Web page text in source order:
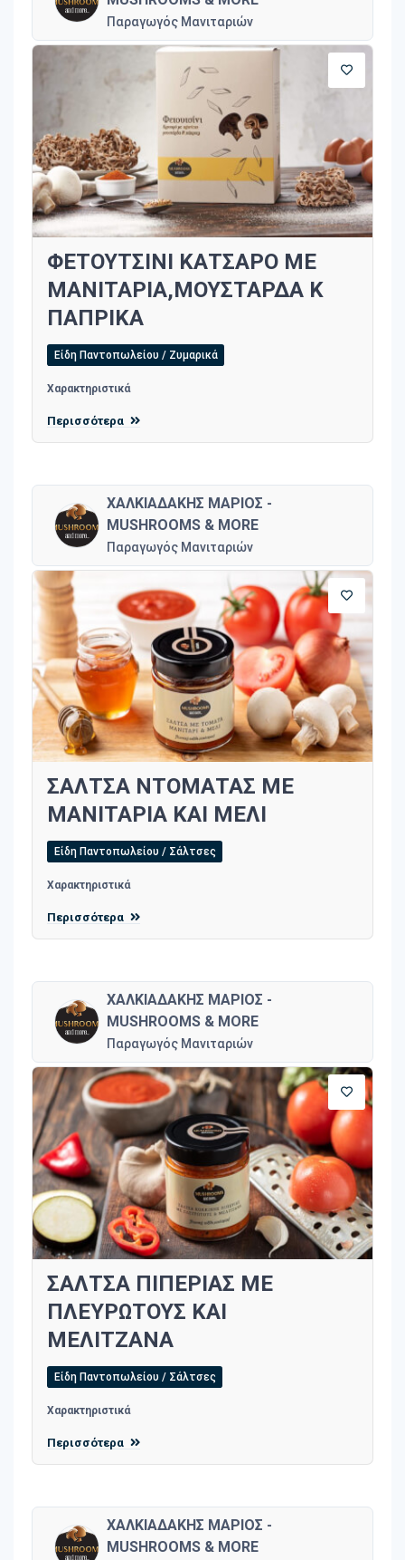
Παραγωγός Μανιταριών
ΦΕΤΟΥΤΣΙΝΙ ΚΑΤΣΑΡΟ ΜΕ
ΜΑΝΙΤΑΡΙΑ,ΜΟΥΣΤΑΡΔΑ Κ
ΠΑΠΡΙΚΑ
Είδη Παντοπωλείου / Ζυμαρικά
Χαρακτηριστικά
Περισσότερα
ΧΑΛΚΙΑΔΑΚΗΣ ΜΑΡΙΟΣ -
MUSHROOMS & MORE
Παραγωγός Μανιταριών
ΣΑΛΤΣΑ ΝΤΟΜΑΤΑΣ ΜΕ
ΜΑΝΙΤΑΡΙΑ ΚΑΙ ΜΕΛΙ
Είδη Παντοπωλείου / Σάλτσες
Χαρακτηριστικά
Περισσότερα
ΧΑΛΚΙΑΔΑΚΗΣ ΜΑΡΙΟΣ -
MUSHROOMS & MORE
Παραγωγός Μανιταριών
ΣΑΛΤΣΑ ΠΙΠΕΡΙΑΣ ΜΕ
ΠΛΕΥΡΩΤΟΥΣ ΚΑΙ
ΜΕΛΙΤΖΑΝΑ
Είδη Παντοπωλείου / Σάλτσες
Χαρακτηριστικά
Περισσότερα
ΧΑΛΚΙΑΔΑΚΗΣ ΜΑΡΙΟΣ -
MUSHROOMS & MORE